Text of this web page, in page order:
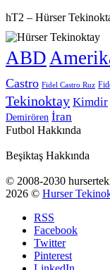
hT2 – Hürser
ABD
Castro Fidel Castro Ruz
Tekinoktay Kimdir
Demirören İran
Futbol Hakkında
Beşiktaş Hakkında
© 2008-2030
2026 © Hurser
RSS
Facebook
Twitter
Pinterest